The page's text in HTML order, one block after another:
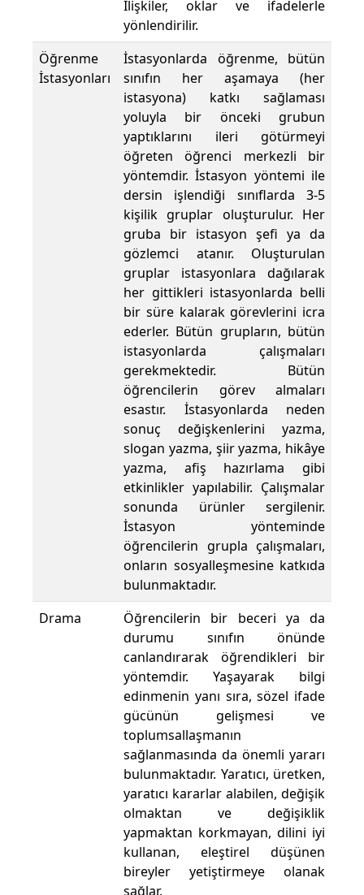
İlişkiler, oklar ve ifadelerle
yönlendirilir.
Öğrenme
İstasyonları
İstasyonlarda öğrenme, bütün
sınıfın her aşamaya (her
istasyona) katkı sağlaması
yoluyla bir önceki grubun
yaptıklarını ileri götürmeyi
öğreten öğrenci merkezli bir
yöntemdir. İstasyon yöntemi ile
dersin işlendiği sınıflarda 3-5
kişilik gruplar oluşturulur. Her
gruba bir istasyon şefi ya da
gözlemci atanır. Oluşturulan
gruplar istasyonlara dağılarak
her gittikleri istasyonlarda belli
bir süre kalarak görevlerini icra
ederler. Bütün grupların, bütün
istasyonlarda çalışmaları
gerekmektedir. Bütün
öğrencilerin görev almaları
esastır. İstasyonlarda neden
sonuç değişkenlerini yazma,
slogan yazma, şiir yazma, hikâye
yazma, afiş hazırlama gibi
etkinlikler yapılabilir. Çalışmalar
sonunda ürünler sergilenir.
İstasyon yönteminde
öğrencilerin grupla çalışmaları,
onların sosyalleşmesine katkıda
bulunmaktadır.
Drama
Öğrencilerin bir beceri ya da
durumu sınıfın önünde
canlandırarak öğrendikleri bir
yöntemdir. Yaşayarak bilgi
edinmenin yanı sıra, sözel ifade
gücünün gelişmesi ve
toplumsallaşmanın
sağlanmasında da önemli yararı
bulunmaktadır. Yaratıcı, üretken,
yaratıcı kararlar alabilen, değişik
olmaktan ve değişiklik
yapmaktan korkmayan, dilini iyi
kullanan, eleştirel düşünen
bireyler yetiştirmeye olanak
sağlar.